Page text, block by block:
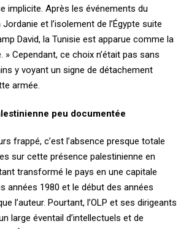
implicite. Après les événements du
et l’isolement de l’Égypte suite
David, la Tunisie est apparue comme la
» Cependant, ce choix n’était pas sans
y voyant un signe de détachement
armée.
peu documentée
frappé, c’est l’absence presque totale
sur cette présence palestinienne en
transformé le pays en une capitale
années 1980 et le début des années
l’auteur. Pourtant, l’OLP et ses dirigeants
large éventail d’intellectuels et de